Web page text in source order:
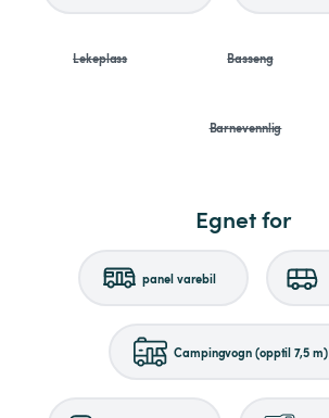
Lekeplass Basseng
Barnevennlig
Egnet for
panel varebil
Campingvogn (opptil 7,5 m)